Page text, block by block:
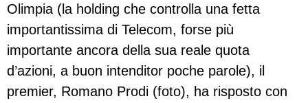
Olimpia (la holding che controlla una fetta
importantissima di Telecom, forse più
importante ancora della sua reale quota
d’azioni, a buon intenditor poche parole), il
premier, Romano Prodi (foto), ha risposto con